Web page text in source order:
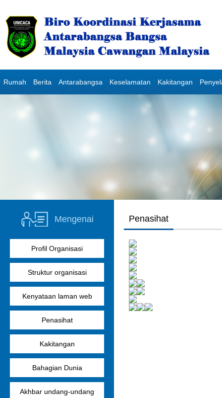
Rumah Berita Antarabangsa Keselamatan Kakitangan
Mengenai
Profil Organisasi
Struktur organisasi
Kenyataan laman web
Penasihat
Kakitangan
Bahagian Dunia
Akhbar undang-undang
Penasihat